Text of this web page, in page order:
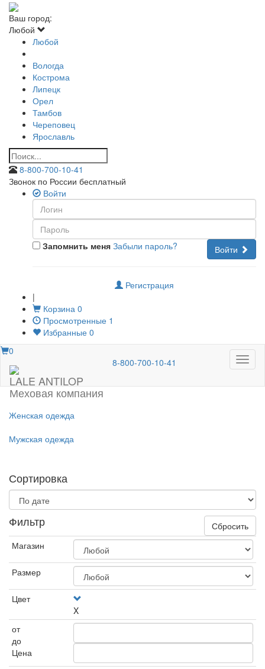
Ваш город:
Любой
Любой
Вологда
Кострома
Липецк
Орел
Тамбов
Череповец
Ярославль
8-800-700-10-41
Звонок по России бесплатный
Войти
Запомнить меня Войти
Забыли пароль?
Регистрация
|
Корзина 0
Просмотренные 1
Избранные 0
Меню
0
LALE ANTILOP
Меховая компания
8-800-700-10-41
Женская одежда
Мужская одежда
Сортировка
Фильтр
Сбросить
Магазин
Размер
Цвет
X
от
до
Цена